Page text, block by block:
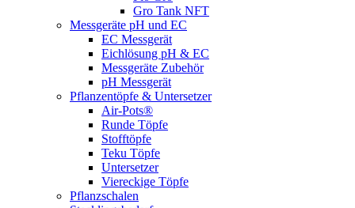
Gro Tank NFT
Messgeräte pH und EC
EC Messgerät
Eichlösung pH & EC
Messgeräte Zubehör
pH Messgerät
Pflanzentöpfe & Untersetzer
Air-Pots®
Runde Töpfe
Stofftöpfe
Teku Töpfe
Untersetzer
Viereckige Töpfe
Pflanzschalen